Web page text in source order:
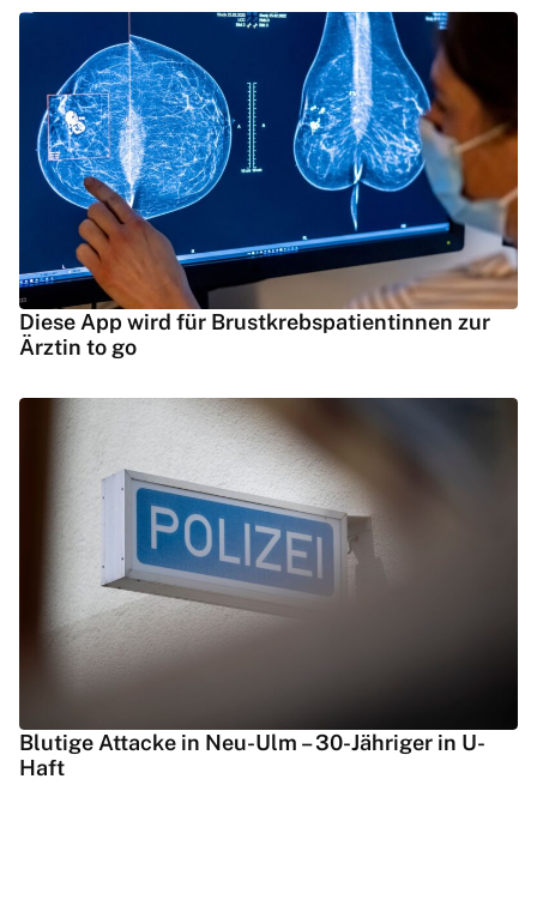
Diese App wird für Brustkrebspatientinnen zur
Ärztin to go
Blutige Attacke in Neu-Ulm – 30-Jähriger in U-
Haft